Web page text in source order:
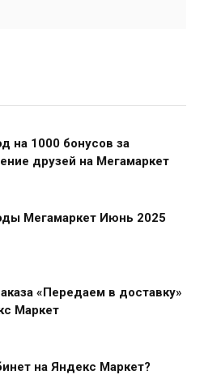
на 1000 бонусов за
друзей на Мегамаркет
Мегамаркет Июнь 2025
«Передаем в доставку»
Маркет
на Яндекс Маркет?